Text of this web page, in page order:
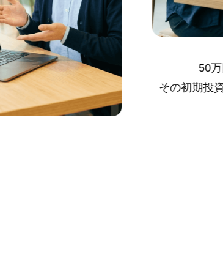
50万円？
その初期投資、本当